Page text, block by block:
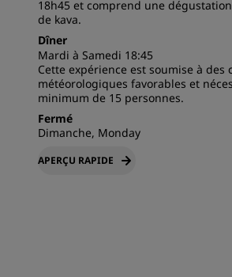
18h45 et comprend une
de kava.
Dîner
Mardi à Samedi 18:45
Cette expérience est soumise à des
météorologiques favorables et
minimum de 15 personnes.
Fermé
Dimanche, Monday
APERÇU RAPIDE